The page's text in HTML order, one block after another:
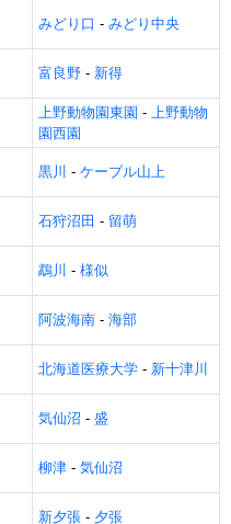
みどり口 - みどり中央
富良野 - 新得
上野動物園東園 -
上野動物
園西園
黒川 - ケーブル山上
石狩沼田 - 留萌
鵡川 - 様似
阿波海南 - 海部
北海道医療大学 - 新十津川
気仙沼 - 盛
柳津 - 気仙沼
新夕張 - 夕張